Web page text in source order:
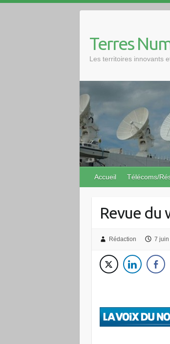
Terres
Les territoires innovants
Accueil Télécoms/
Revue du
Rédaction 7